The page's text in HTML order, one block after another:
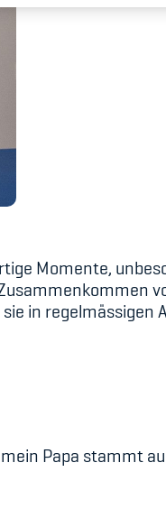
Momente,
in regelmässigen
ein Papa stammt